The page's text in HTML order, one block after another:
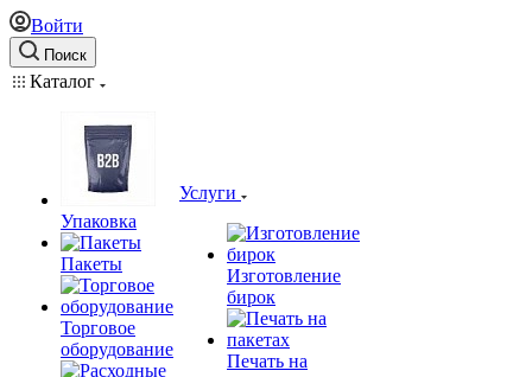
Войти
Поиск
Каталог
Упаковка
Пакеты
Торговое
оборудование
Услуги
Изготовление
бирок
Печать на